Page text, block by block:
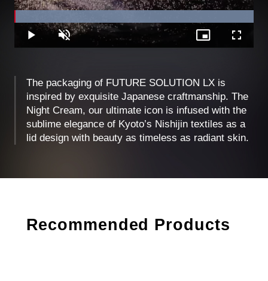
Play Unmute
100.00%
Picture-
in-
Fullscreen
The packaging of FUTURE SOLUTION LX is
inspired by exquisite Japanese craftmanship. The
Night Cream, our ultimate icon is infused with the
sublime elegance of Kyoto’s Nishijin textiles as a
lid design with beauty as timeless as radiant skin.
Recommended Products